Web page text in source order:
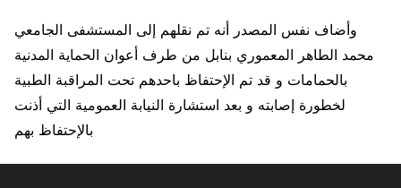
وأضاف نفس المصدر أنه تم نقلهم إلى المستشفى الجامعي
محمد الطاهر المعموري بنابل من طرف أعوان الحماية المدنية
بالحمامات و قد تم الإحتفاظ باحدهم تحت المراقبة الطبية
لخطورة إصابته و بعد استشارة النيابة العمومية التي أذنت
بالإحتفاظ بهم